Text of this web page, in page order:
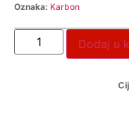
Oznaka: Karbon
Dodaj u